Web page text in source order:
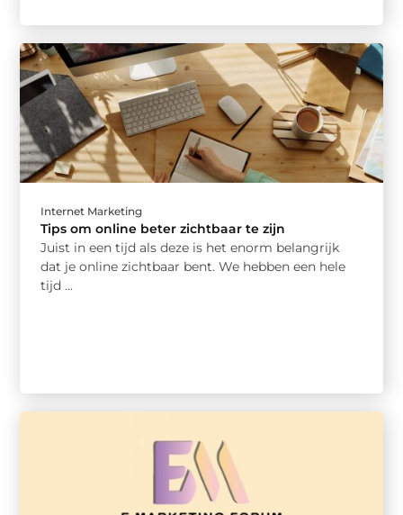
Internet Marketing
Tips om online beter zichtbaar te zijn
Juist in een tijd als deze is het enorm belangrijk
dat je online zichtbaar bent. We hebben een hele
tijd ...